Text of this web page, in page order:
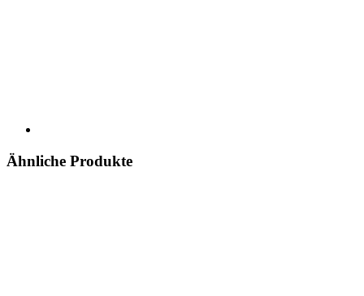
Ähnliche Produkte